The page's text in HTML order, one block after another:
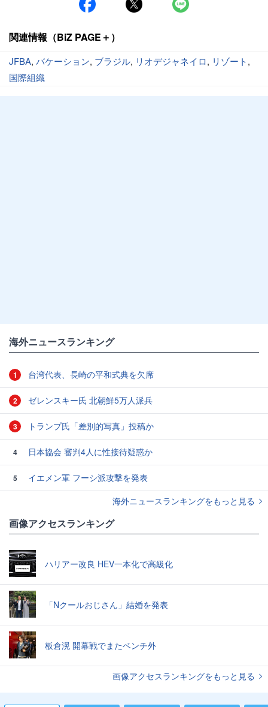
関連情報（BiZ PAGE＋）
JFBA, バケーション, ブラジル, リオデジャネイロ, リゾート,
国際組織
海外ニュースランキング
1 台湾代表、長崎の平和式典を欠席
2 ゼレンスキー氏 北朝鮮5万人派兵
3 トランプ氏「差別的写真」投稿か
4 日本協会 審判4人に性接待疑惑か
5
イエメン軍 フーシ派攻撃を発表
海外ニュースランキングをもっと見る
画像アクセスランキング
ハリアー改良 HEV一本化で高級化
「Nクールおじさん」結婚を発表
板倉滉 開幕戦でまたベンチ外
画像アクセスランキングをもっと見る